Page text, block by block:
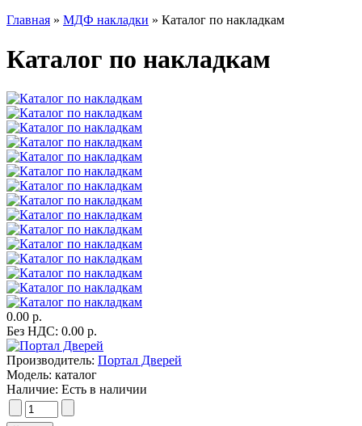
Главная » МДФ накладки » Каталог по накладкам
Каталог по накладкам
0.00 р.
Без НДС: 0.00 р.
Производитель: Портал Дверей
Модель: каталог
Наличие: Есть в наличии